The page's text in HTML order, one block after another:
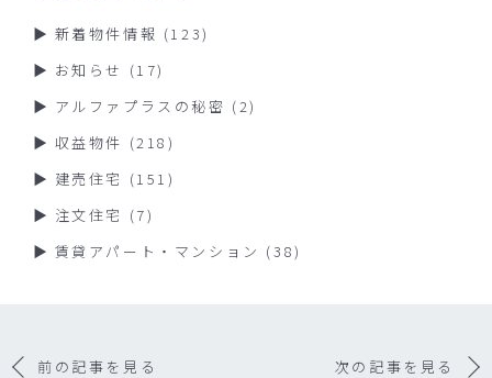
新着物件情報 (123)
お知らせ (17)
アルファプラスの秘密 (2)
収益物件 (218)
建売住宅 (151)
注文住宅 (7)
賃貸アパート・マンション (38)
前の記事を見る 次の記事を見る